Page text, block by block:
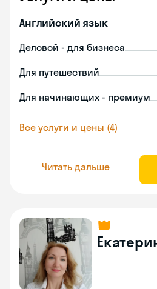
Английский язык
Деловой - для бизнеса
Для путешествий
Для начинающих - премиум
Все услуги и цены (4)
Читать дальше